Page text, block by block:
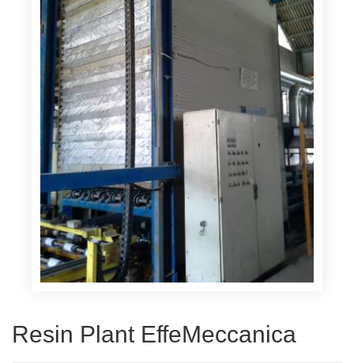
Resin Plant EffeMeccanica